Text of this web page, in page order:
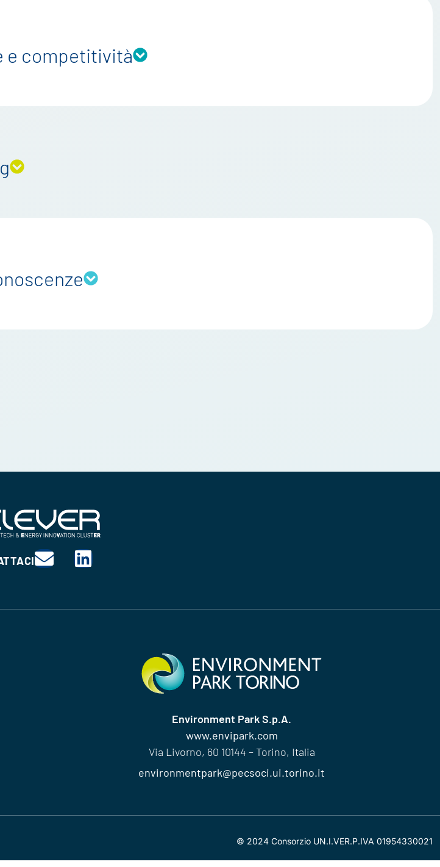
e competitività
Environment Park S.p.A.
www.envipark.com
Via Livorno, 60 10144 – Torino, Italia
environmentpark@pecsoci.ui.torino.it
© 2024 Consorzio UN.I.VER.P.IVA 01954330021